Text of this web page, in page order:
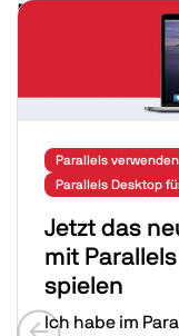
Related
Image
Parallels
Parallels Desktop
Jetzt das
mit
spielen
Ich habe im